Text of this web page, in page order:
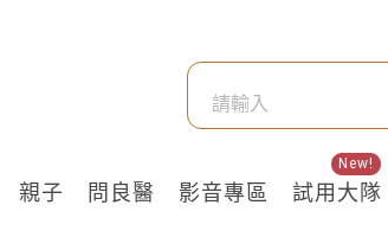
親子 問良醫 影音專區 試用大隊
New!